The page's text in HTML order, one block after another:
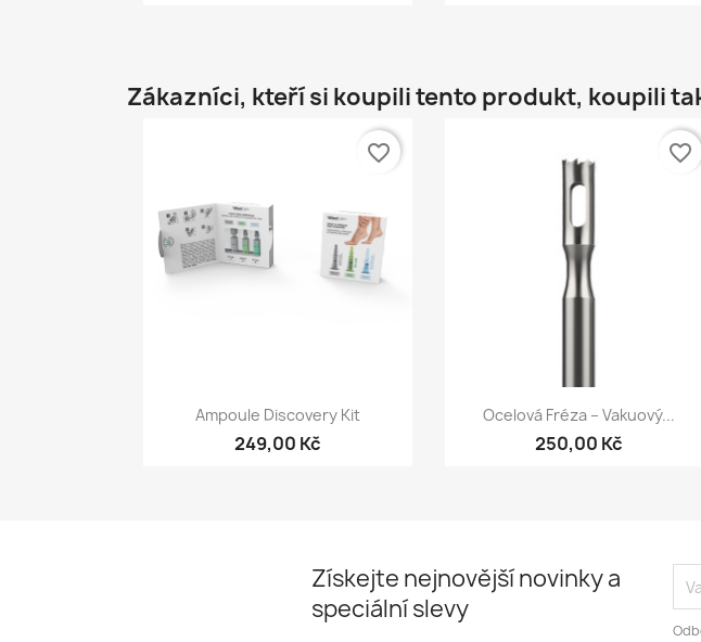
Zákazníci, kteří si koupili tento produkt, koupili
Rychlý náhled
Ampoule Discovery Kit
249,00 Kč
favorite_border
Rychlý náhled
Ocelová Fréza – Vakuový...
250,00 Kč
favorite_border
Získejte nejnovější novinky a
speciální slevy